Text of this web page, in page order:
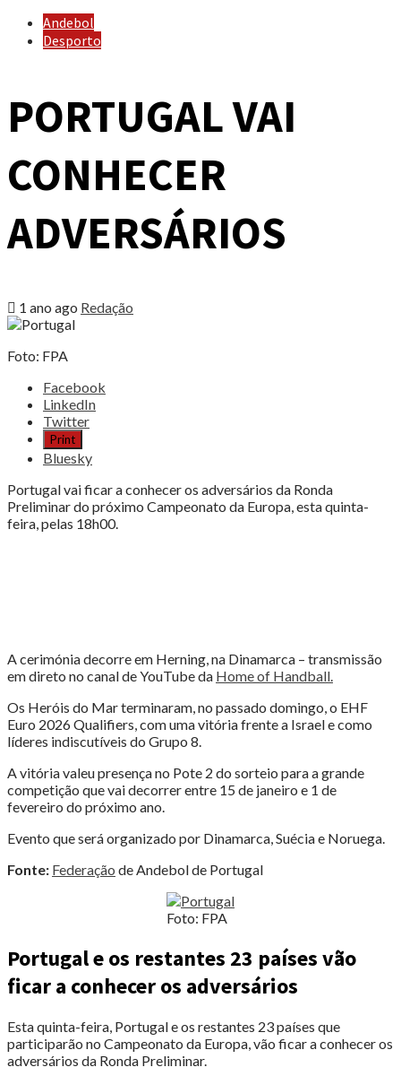
Andebol
Desporto
PORTUGAL VAI
CONHECER
ADVERSÁRIOS
1 ano ago Redação
Foto: FPA
Share
post
"PORTUGAL
VAI
CONHECER
ADVERSÁRIOS"
Facebook
LinkedIn
Twitter
Print
Bluesky
Portugal vai ficar a conhecer os adversários da Ronda
Preliminar do próximo Campeonato da Europa, esta quinta-
feira, pelas 18h00.
A cerimónia decorre em Herning, na Dinamarca – transmissão
em direto no canal de YouTube da Home of Handball.
Os Heróis do Mar terminaram, no passado domingo, o EHF
Euro 2026 Qualifiers, com uma vitória frente a Israel e como
líderes indiscutíveis do Grupo 8.
A vitória valeu presença no Pote 2 do sorteio para a grande
competição que vai decorrer entre 15 de janeiro e 1 de
fevereiro do próximo ano.
Evento que será organizado por Dinamarca, Suécia e Noruega.
Fonte: Federação de Andebol de Portugal
Foto: FPA
Portugal e os restantes 23 países vão
ficar a conhecer os adversários
Esta quinta-feira, Portugal e os restantes 23 países que
participarão no Campeonato da Europa, vão ficar a conhecer os
adversários da Ronda Preliminar.